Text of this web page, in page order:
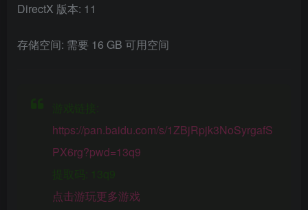
DirectX 版本: 11
存储空间: 需要 16 GB 可用空间
https://pan.baidu.com/s/1ZBjRpjk3NoSyrgafS
PX6rg?pwd=13q9
点击游玩更多游戏